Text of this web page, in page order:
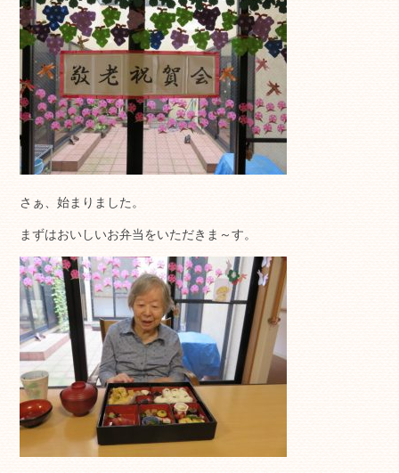
さぁ、始まりました。
まずはおいしいお弁当をいただきま～す。